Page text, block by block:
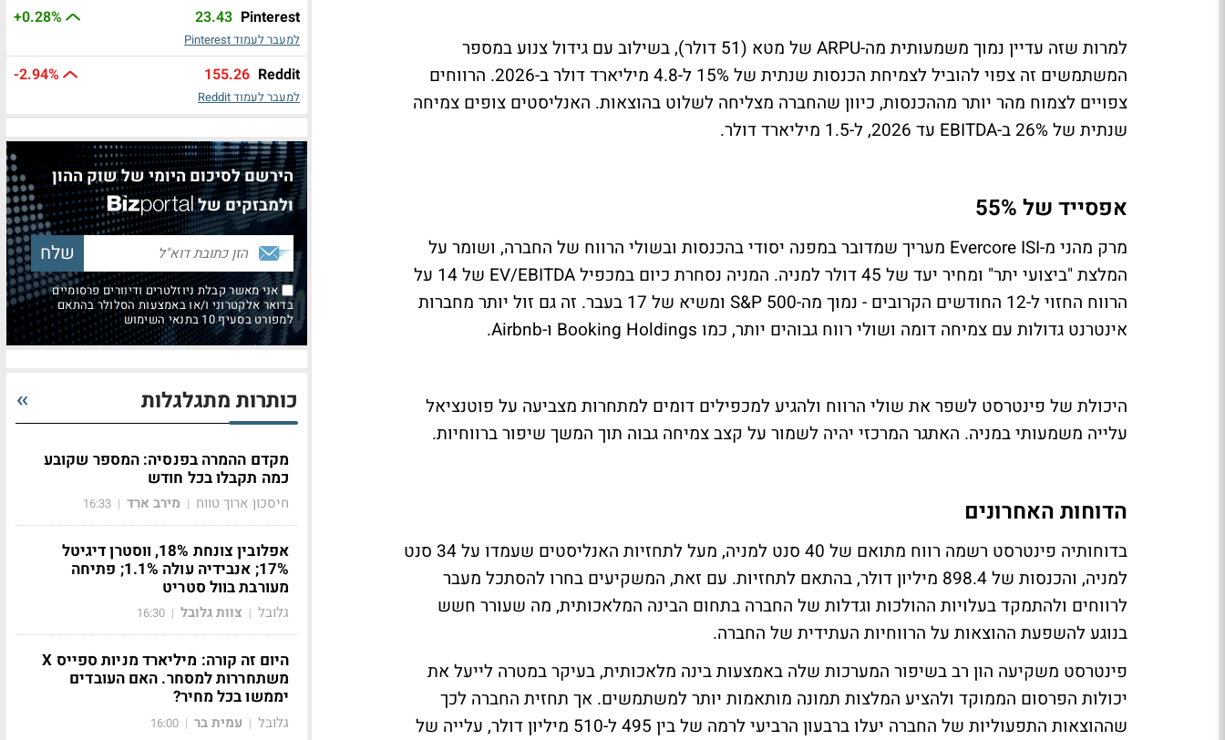
למרות שזה עדיין נמוך משמעותית מה-ARPU של מטא (51 דולר), בשילוב עם גידול צנוע במספר
המשתמשים זה צפוי להוביל לצמיחת הכנסות שנתית של 15% ל-4.8 מיליארד דולר ב-2026. הרווחים
צפויים לצמוח מהר יותר מההכנסות, כיוון שהחברה מצליחה לשלוט בהוצאות. האנליסטים צופים צמיחה
שנתית של 26% ב-EBITDA עד 2026, ל-1.5 מיליארד דולר.
אפסייד של 55%
מרק מהני מ-Evercore ISI מעריך שמדובר במפנה יסודי בהכנסות ובשולי הרווח של החברה, ושומר על
המלצת "ביצועי יתר" ומחיר יעד של 45 דולר למניה. המניה נסחרת כיום במכפיל EV/EBITDA של 14 על
הרווח החזוי ל-12 החודשים הקרובים - נמוך מה-S&P 500 ומשיא של 17 בעבר. זה גם זול יותר מחברות
אינטרנט גדולות עם צמיחה דומה ושולי רווח גבוהים יותר, כמו Booking Holdings ו-Airbnb.
היכולת של פינטרסט לשפר את שולי הרווח ולהגיע למכפילים דומים למתחרות מצביעה על פוטנציאל
עלייה משמעותי במניה. האתגר המרכזי יהיה לשמור על קצב צמיחה גבוה תוך המשך שיפור ברווחיות.
הדוחות האחרונים
בדוחותיה פינטרסט רשמה רווח מתואם של 40 סנט למניה, מעל לתחזיות האנליסטים שעמדו על 34 סנט
למניה, והכנסות של 898.4 מיליון דולר, בהתאם לתחזיות. עם זאת, המשקיעים בחרו להסתכל מעבר
לרווחים ולהתמקד בעלויות ההולכות וגדלות של החברה בתחום הבינה המלאכותית, מה שעורר חשש
בנוגע להשפעת ההוצאות על הרווחיות העתידית של החברה.
פינטרסט משקיעה הון רב בשיפור המערכות שלה באמצעות בינה מלאכותית, בעיקר במטרה לייעל את
יכולות הפרסום הממוקד ולהציע המלצות תמונה מותאמות יותר למשתמשים. אך תחזית החברה לכך
שההוצאות התפעוליות של החברה יעלו ברבעון הרביעי לרמה של בין 495 ל-510 מיליון דולר, עלייה של
Pinterest
23.43
+0.28%
למעבר לעמוד Pinterest
Reddit
155.26
-2.94%
למעבר לעמוד Reddit
הירשם לסיכום היומי של שוק ההון
ולמבזקים של
אני מאשר קבלת ניוזלטרים ודיוורים פרסומיים
בדואר אלקטרוני ו/או באמצעות הסלולר בהתאם
למפורט בסעיף 10 בתנאי השימוש
כותרות מתגלגלות
מקדם ההמרה בפנסיה: המספר שקובע
כמה תקבלו בכל חודש
חיסכון ארוך טווח | מירב ארד |
16:33
אפלובין צונחת 18%, ווסטרן דיגיטל
17%; אנבידיה עולה 1.1%; פתיחה
מעורבת בוול סטריט
גלובל | צוות גלובל |
16:30
היום זה קורה: מיליארד מניות ספייס X
משתחררות למסחר. האם העובדים
יממשו בכל מחיר?
גלובל | עמית בר |
16:00